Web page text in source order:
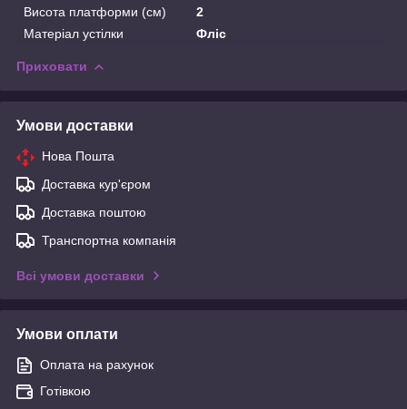
Висота платформи (см)
2
Матеріал устілки
Фліс
Приховати
Умови доставки
Нова Пошта
Доставка кур'єром
Доставка поштою
Транспортна компанія
Всі умови доставки
Умови оплати
Оплата на рахунок
Готівкою